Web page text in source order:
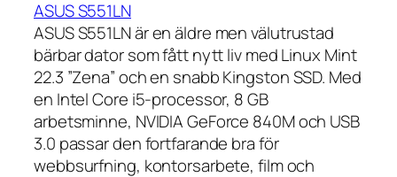
ASUS S551LN
ASUS S551LN är en äldre men välutrustad
bärbar dator som fått nytt liv med Linux Mint
22.3 ”Zena” och en snabb Kingston SSD. Med
en Intel Core i5-processor, 8 GB
arbetsminne, NVIDIA GeForce 840M och USB
3.0 passar den fortfarande bra för
webbsurfning, kontorsarbete, film och